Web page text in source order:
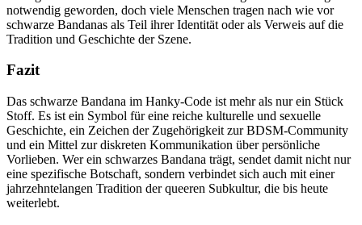
notwendig geworden, doch viele Menschen tragen nach wie vor
schwarze Bandanas als Teil ihrer Identität oder als Verweis auf die
Tradition und Geschichte der Szene.
Fazit
Das schwarze Bandana im Hanky-Code ist mehr als nur ein Stück
Stoff. Es ist ein Symbol für eine reiche kulturelle und sexuelle
Geschichte, ein Zeichen der Zugehörigkeit zur BDSM-Community
und ein Mittel zur diskreten Kommunikation über persönliche
Vorlieben. Wer ein schwarzes Bandana trägt, sendet damit nicht nur
eine spezifische Botschaft, sondern verbindet sich auch mit einer
jahrzehntelangen Tradition der queeren Subkultur, die bis heute
weiterlebt.